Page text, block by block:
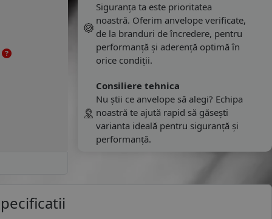
Siguranța ta este prioritatea
noastră. Oferim anvelope verificate,
de la branduri de încredere, pentru
performanță și aderență optimă în
orice condiții.
Consiliere tehnica
Nu știi ce anvelope să alegi? Echipa
noastră te ajută rapid să găsești
varianta ideală pentru siguranță și
performanță.